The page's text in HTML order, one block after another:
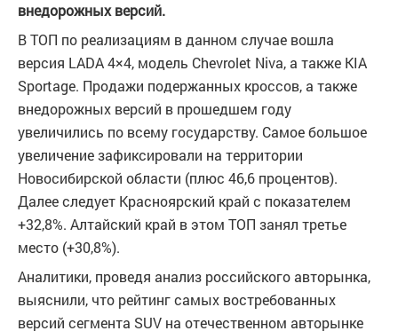
внедорожных версий.
В ТОП по реализациям в данном случае вошла
версия LADA 4×4, модель Chevrolet Niva, а также KIA
Sportage. Продажи подержанных кроссов, а также
внедорожных версий в прошедшем году
увеличились по всему государству. Самое большое
увеличение зафиксировали на территории
Новосибирской области (плюс 46,6 процентов).
Далее следует Красноярский край с показателем
+32,8%. Алтайский край в этом ТОП занял третье
место (+30,8%).
Аналитики, проведя анализ российского авторынка,
выяснили, что рейтинг самых востребованных
версий сегмента SUV на отечественном авторынке